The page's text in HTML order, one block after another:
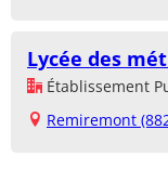
Lycée des
Établissement
Remiremont